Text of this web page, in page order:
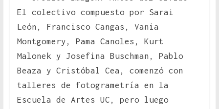
El colectivo compuesto por Sarai
León, Francisco Cangas, Vania
Montgomery, Pama Canoles, Kurt
Malonek y Josefina Buschman, Pablo
Beaza y Cristóbal Cea, comenzó con
talleres de fotogrametría en la
Escuela de Artes UC, pero luego